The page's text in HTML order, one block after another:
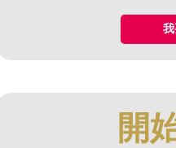
我
開